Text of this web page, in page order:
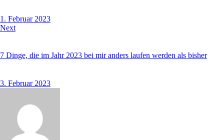
1. Februar 2023
Next
7 Dinge, die im Jahr 2023 bei mir anders laufen werden als bisher
3. Februar 2023